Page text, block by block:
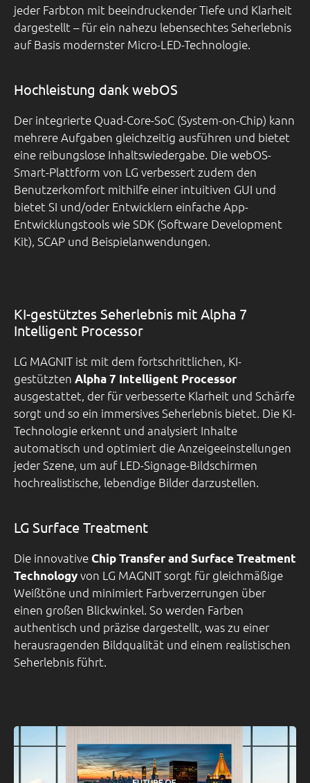
jeder Farbton mit beeindruckender Tiefe und Klarheit
dargestellt – für ein nahezu lebensechtes Seherlebnis
auf Basis modernster Micro-LED-Technologie.
Hochleistung dank webOS
Der integrierte Quad-Core-SoC (System-on-Chip) kann
mehrere Aufgaben gleichzeitig ausführen und bietet
eine reibungslose Inhaltswiedergabe. Die webOS-
Smart-Plattform von LG verbessert zudem den
Benutzerkomfort mithilfe einer intuitiven GUI und
bietet SI und/oder Entwicklern einfache App-
Entwicklungstools wie SDK (Software Development
Kit), SCAP und Beispielanwendungen.
KI-gestütztes Seherlebnis mit Alpha 7
Intelligent Processor
LG MAGNIT ist mit dem fortschrittlichen, KI-
gestützten Alpha 7 Intelligent Processor
ausgestattet, der für verbesserte Klarheit und Schärfe
sorgt und so ein immersives Seherlebnis bietet. Die KI-
Technologie erkennt und analysiert Inhalte
automatisch und optimiert die Anzeigeeinstellungen
jeder Szene, um auf LED-Signage-Bildschirmen
hochrealistische, lebendige Bilder darzustellen.
LG Surface Treatment
Die innovativeChip Transfer and Surface Treatment
Technologyvon LG MAGNIT sorgt für gleichmäßige
Weißtöne und minimiert Farbverzerrungen über
einen großen Blickwinkel. So werden Farben
authentisch und präzise dargestellt, was zu einer
herausragenden Bildqualität und einem realistischen
Seherlebnis führt.